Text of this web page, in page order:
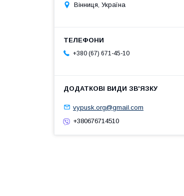
Вінниця, Україна
+380 (67) 671-45-10
vypusk.org@gmail.com
+380676714510